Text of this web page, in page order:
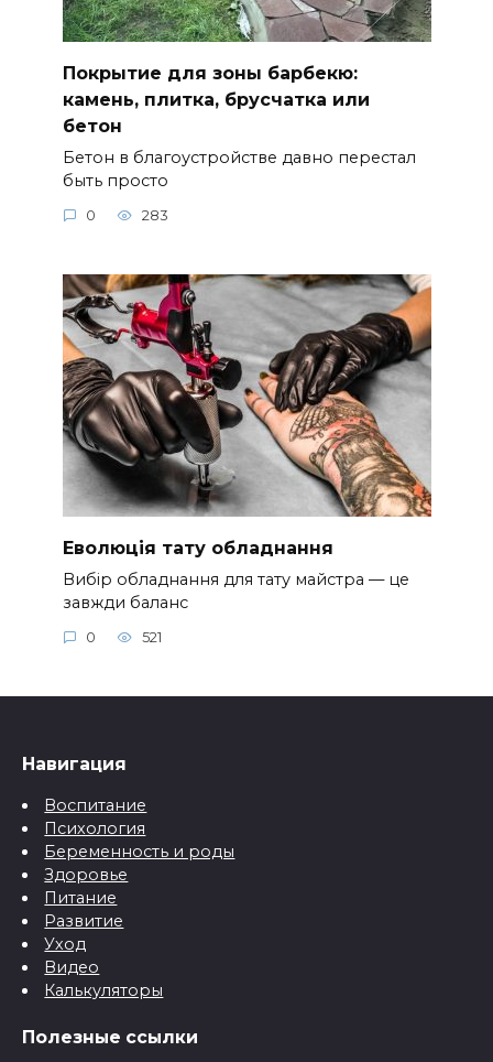
Покрытие для зоны барбекю:
камень, плитка, брусчатка или
бетон
Бетон в благоустройстве давно перестал
быть просто
0 283
Еволюція тату обладнання
Вибір обладнання для тату майстра — це
завжди баланс
0 521
Навигация
Воспитание
Психология
Беременность и роды
Здоровье
Питание
Развитие
Уход
Видео
Калькуляторы
Полезные ссылки